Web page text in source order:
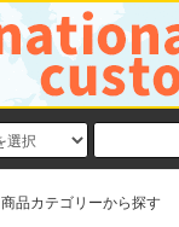
商品カテゴリーから探す